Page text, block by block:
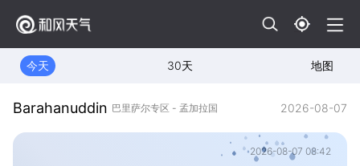
今天 30天 地图
Barahanuddin 巴里萨尔专区 - 孟加拉国 2026-08-07
2026-08-07 08:42